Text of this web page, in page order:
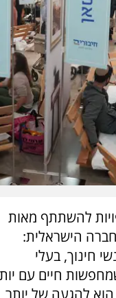
להשתתף מאות
הישראלית:
חינוך, בעלי
חיים עם